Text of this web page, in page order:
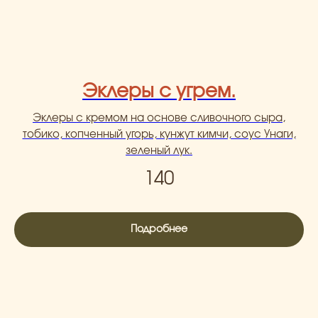
Эклеры с угрем.
Эклеры с кремом на основе сливочного сыра,
тобико, копченный угорь, кунжут кимчи, соус Унаги,
зеленый лук.
140
Подробнее